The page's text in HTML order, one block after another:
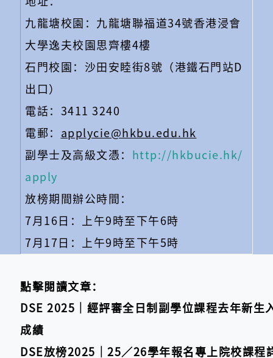
九龍塘校園：九龍塘聯福道34號香港浸會
大學逸夫校園思齊樓4樓
石門校園：沙田安睦街8號（港鐵石門站D
出口）
電話：3411 3240
電郵： applycie@hkbu.edu.hk
副學士及高級文憑：
http://hkbucie.hk/
apply
放榜期間辦公時間：
7月16日：上午9時至下午6時
7月17日：上午9時至下午5時
點擊閱讀文章：
DSE 2025｜經評審全日制副學位課程去年新生
成績
DSE放榜2025｜25／26學年報名專上院校課程